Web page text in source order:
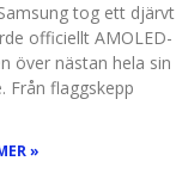
tog ett djärvt
officiellt AMOLED-
över nästan hela sin
Från flaggskepp
»